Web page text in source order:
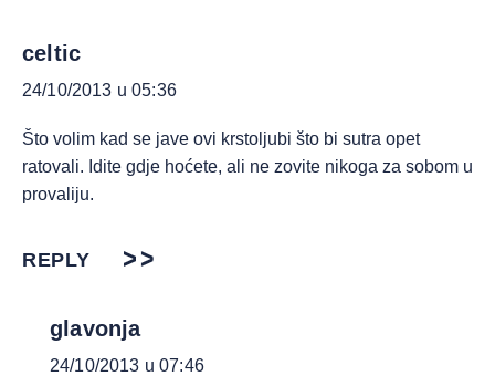
celtic
24/10/2013 u 05:36
Što volim kad se jave ovi krstoljubi što bi sutra opet
ratovali. Idite gdje hoćete, ali ne zovite nikoga za sobom u
provaliju.
REPLY
glavonja
24/10/2013 u 07:46